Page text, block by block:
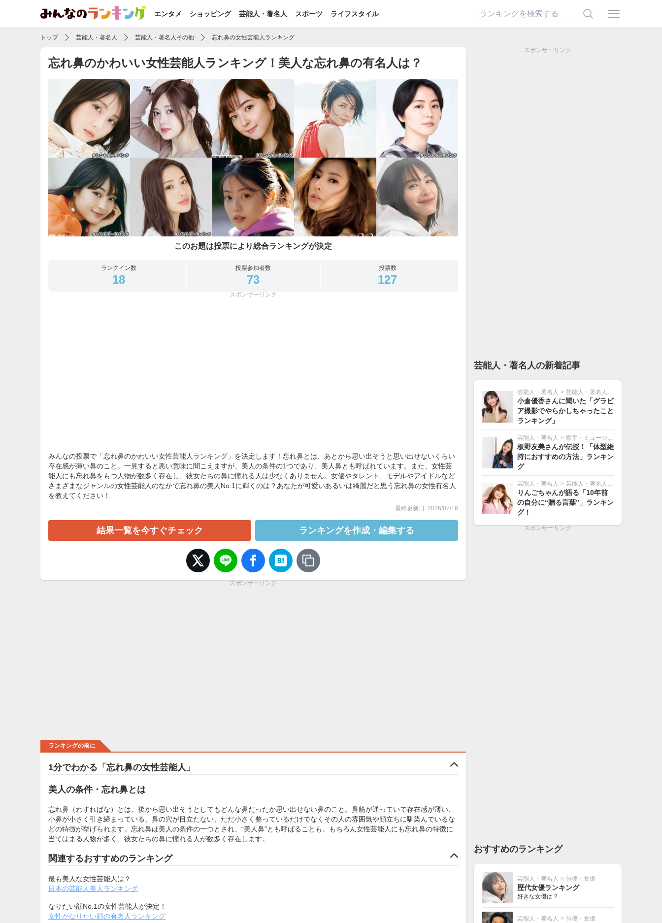
エンタメ ショッピング 芸能人・著名人 スポーツ ライフスタイル
トップ 芸能人・著名人 芸能人・著名人その他 忘れ鼻の女性芸能人ランキング
忘れ鼻のかわいい女性芸能人ランキング！美人な忘れ鼻の有名人は？
このお題は投票により総合ランキングが決定
ランクイン数
18
投票参加者数
73
投票数
127
スポンサーリンク
みんなの投票で「忘れ鼻のかわいい女性芸能人ランキング」を決定します！忘れ鼻とは、あとから思い出そうと思い出せないくらい
存在感が薄い鼻のこと。一見すると悪い意味に聞こえますが、美人の条件の1つであり、美人鼻とも呼ばれています。また、女性芸
能人にも忘れ鼻をもつ人物が数多く存在し、彼女たちの鼻に憧れる人は少なくありません。女優やタレント、モデルやアイドルなど
さまざまなジャンルの女性芸能人のなかで忘れ鼻の美人No.1に輝くのは？あなたが可愛いあるいは綺麗だと思う忘れ鼻の女性有名人
を教えてください！
最終更新日: 2026/07/16
結果一覧を今すぐチェック ランキングを作成・編集する
スポンサーリンク
ランキングの前に
1分でわかる「忘れ鼻の女性芸能人」
美人の条件・忘れ鼻とは
忘れ鼻（わすればな）とは、後から思い出そうとしてもどんな鼻だったか思い出せない鼻のこと。鼻筋が通っていて存在感が薄い、
小鼻が小さく引き締まっている、鼻の穴が目立たない、ただ小さく整っているだけでなくその人の雰囲気や顔立ちに馴染んでいるな
どの特徴が挙げられます。忘れ鼻は美人の条件の一つとされ、“美人鼻”とも呼ばることも。もちろん女性芸能人にも忘れ鼻の特徴に
当てはまる人物が多く、彼女たちの鼻に憧れる人が数多く存在します。
関連するおすすめのランキング
最も美人な女性芸能人は？
日本の芸能人美人ランキング
なりたい顔No.1の女性芸能人が決定！
女性がなりたい顔の有名人ランキング
スポンサーリンク
芸能人・著名人の新着記事
芸能人・著名人 > 芸能人・著名人その他
小倉優香さんに聞いた「グラビ
ア撮影でやらかしちゃったこと
ランキング」
芸能人・著名人 > 歌手・ミュージシャン
板野友美さんが伝授！「体型維
持におすすめの方法」ランキン
グ
芸能人・著名人 > 芸能人・著名人その他
りんごちゃんが語る「10年前
の自分に“贈る言葉”」ランキン
グ！
スポンサーリンク
おすすめのランキング
芸能人・著名人 > 俳優・女優
歴代女優ランキング
好きな女優は？
芸能人・著名人 > 俳優・女優